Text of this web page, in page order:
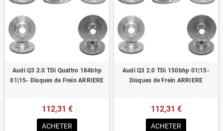
Audi Q3 2.0 TDi Quattro 184bhp
01|15- Disques de Frein ARRIERE
112,31 €
ACHETER
Audi Q3 2.0 TDi 150bhp 01|15-
Disques de Frein ARRIERE
112,31 €
ACHETER